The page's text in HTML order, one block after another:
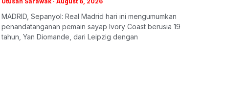
MADRID, Sepanyol: Real Madrid hari ini mengumumkan
penandatanganan pemain sayap Ivory Coast berusia 19
tahun, Yan Diomande, dari Leipzig dengan